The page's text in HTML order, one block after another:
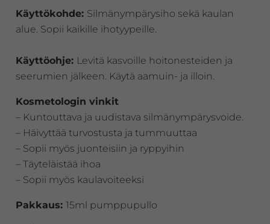
Käyttökohde: Silmänympärysiho sekä kaulan
alue. Sopii kaikille ihotyypeille.
Käyttöohje: Levitä kasvoille hoitonesteiden ja
seerumien jälkeen. Käytä aamuin- ja illoin.
Kosmetologin vinkit
– Kuntouttava ja uudistava silmänympärysvoide.
– Häivyttää turvostusta ja tummuuttaa
– Sopii myös juonteisiin ja ryppyihin
– Täyteläistää ihoa
– Sopii myös kaulavoiteeksi
Pakkaus: 15ml pumppupullo